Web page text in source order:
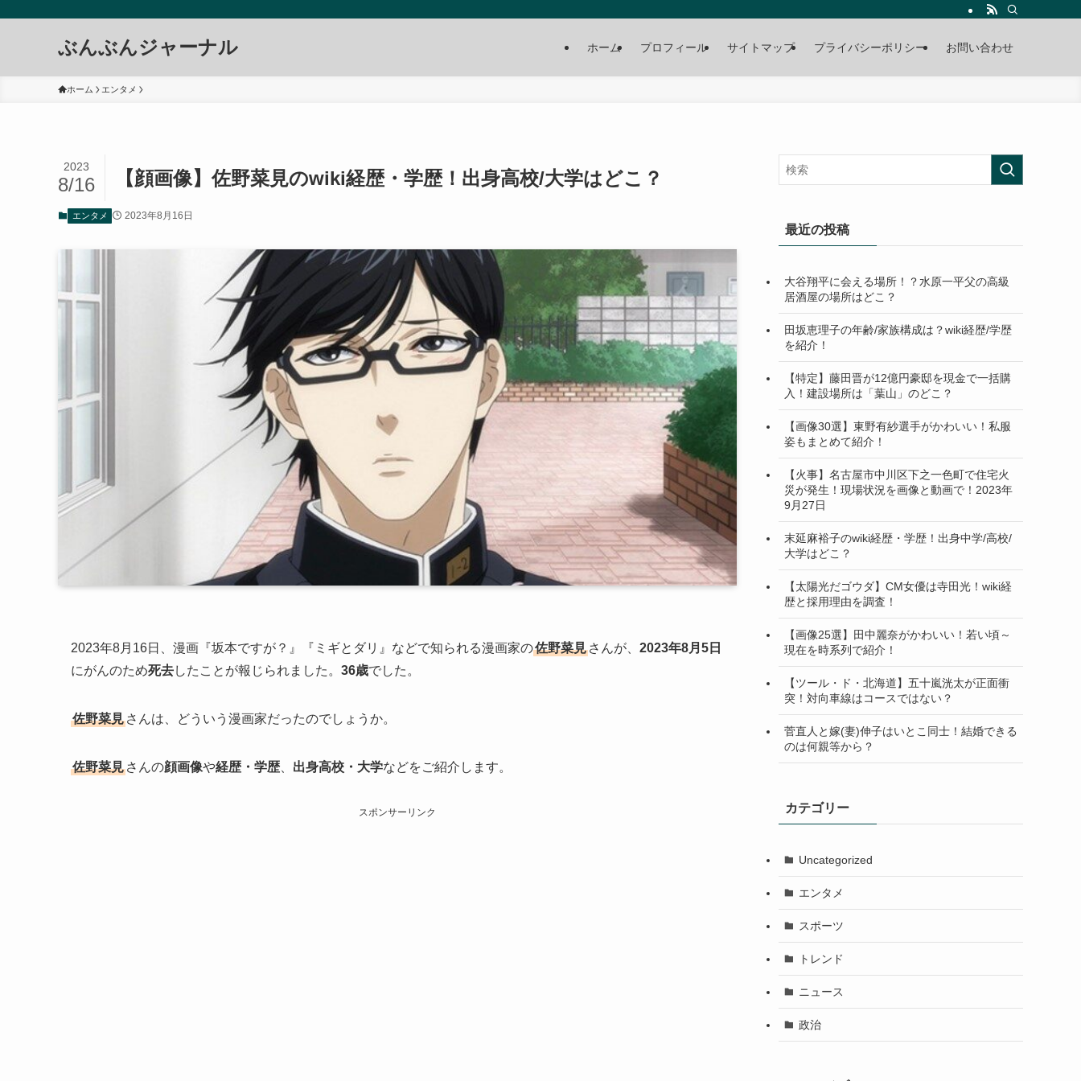
ぶんぶんジャーナル ホーム プロフィール サイトマップ プライバシーポリシー お問い合わせ
ホーム エンタメ
【顔画像】佐野菜見のwiki経歴・学歴！出身高校/大学はどこ？
2023
8/16
エンタメ 2023年8月16日
2023年8月16日、漫画『坂本ですが？』『ミギとダリ』などで知られる漫画家の佐野菜見 さんが、 2023年8月5日
にがんのため死去したことが報じられました。 36歳でした。
佐野菜見 さんは、どういう漫画家だったのでしょうか。
佐野菜見 さんの顔画像や経歴・学歴 出身高校・大学などをご紹介します。
スポンサーリンク
最近の投稿
大谷翔平に会える場所！？水原一平父の高級
居酒屋の場所はどこ？
田坂恵理子の年齢/家族構成は？wiki経歴/学歴
を紹介！
【特定】藤田晋が12億円豪邸を現金で一括購
入！建設場所は「葉山」のどこ？
【画像30選】東野有紗選手がかわいい！私服
姿もまとめて紹介！
【火事】名古屋市中川区下之一色町で住宅火
災が発生！現場状況を画像と動画で！2023年
9月27日
末延麻裕子のwiki経歴・学歴！出身中学/高校/
大学はどこ？
【太陽光だゴウダ】CM女優は寺田光！wiki経
歴と採用理由を調査！
【画像25選】田中麗奈がかわいい！若い頃～
現在を時系列で紹介！
【ツール・ド・北海道】五十嵐洸太が正面衝
突！対向車線はコースではない？
菅直人と嫁(妻)伸子はいとこ同士！結婚できる
のは何親等から？
カテゴリー
Uncategorized
エンタメ
スポーツ
トレンド
ニュース
政治